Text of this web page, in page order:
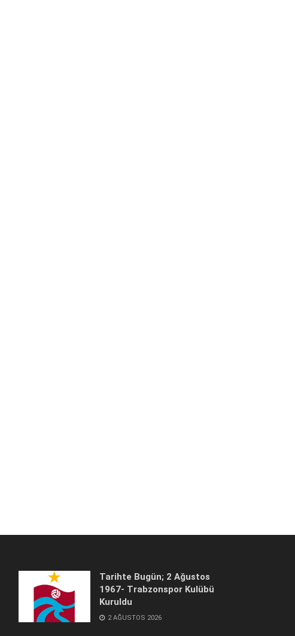
Tarihte Bugün; 2 Ağustos
1967- Trabzonspor Kulübü
Kuruldu
2 AĞUSTOS 2026